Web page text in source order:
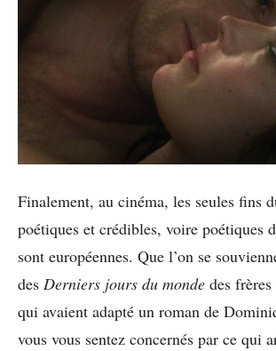
Finalement, au cinéma, les seules fins
poétiques et crédibles, voire poétiques
sont européennes. Que l’on se
des Derniers jours du monde des
qui avaient adapté un roman de
vous vous sentez concernés par ce qui